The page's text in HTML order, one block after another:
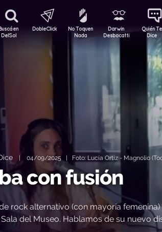
en
DelSol
DobleClick
No Toquen
Nada
Darwin
Desbocatti
Quién Te
Dice
| 04/09/2025 | Foto: Lucía Ortiz - Magnolio
con fusión
rock alternativo (con mayoría
del Museo. Hablamos de su nuevo